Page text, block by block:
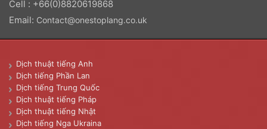
Cell : +66(0)8820619868
Email: Contact@onestoplang.co.uk
Dịch thuật tiếng Anh
Dịch tiếng Phần Lan
Dịch tiếng Trung Quốc
Dịch thuật tiếng Pháp
Dịch thuật tiếng Nhật
Dịch tiếng Nga Ukraina